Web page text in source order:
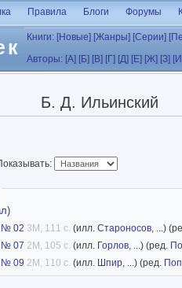
Правила Блоги Форумы
Книги: [Новые] [Жанры] [Серии]
Авторы: [А] [Б] [В] [Г] [Д] [Е] [Ж] [З]
Б. Д. Ильинский
№ 02 3M, 111 с. (илл. Староносов, ...)
№ 07 2M, 105 с. (илл. Горлов, ...) (ред.
№ 09 2M, 110 с. (илл. Шпир, ...) (ред.